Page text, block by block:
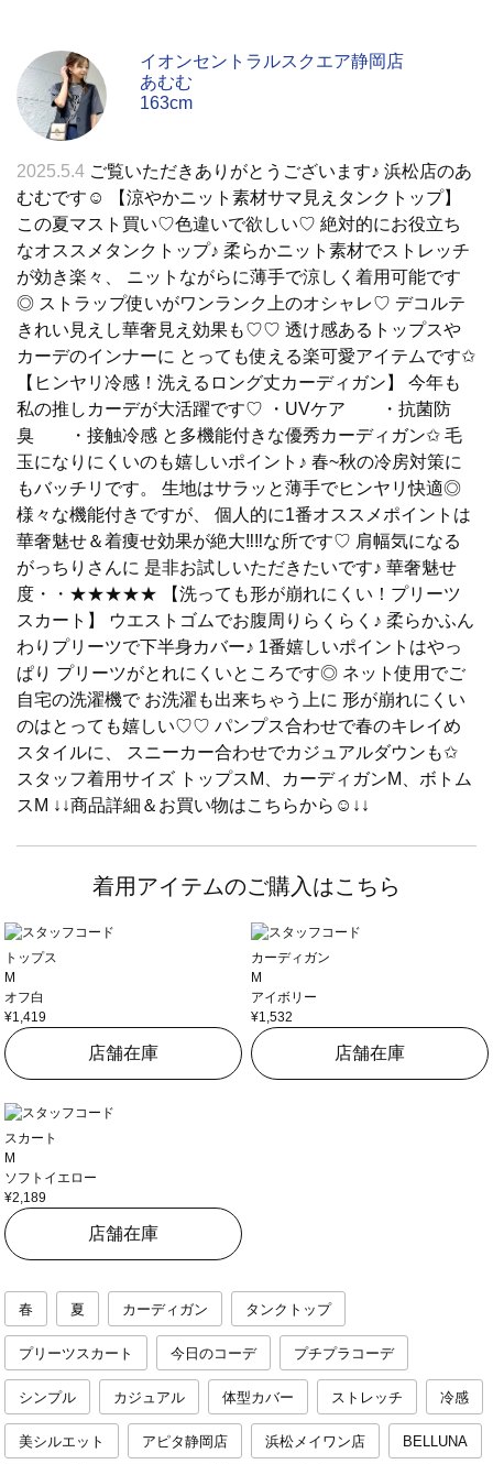
イオンセントラルスクエア静岡店
あむむ
163cm
2025.5.4 ご覧いただきありがとうございます♪ 浜松店のあ
むむです☺︎︎ 【涼やかニット素材サマ見えタンクトップ】
この夏マスト買い♡色違いで欲しい♡ 絶対的にお役立ち
なオススメタンクトップ♪ 柔らかニット素材でストレッチ
が効き楽々、 ニットながらに薄手で涼しく着用可能です
◎ ストラップ使いがワンランク上のオシャレ♡ デコルテ
きれい見えし華奢見え効果も♡♡ 透け感あるトップスや
カーデのインナーに とっても使える楽可愛アイテムです✩︎
【ヒンヤリ冷感！洗えるロング丈カーディガン】 今年も
私の推しカーデが大活躍です♡ ・UVケア ・抗菌防
臭 ・接触冷感 と多機能付きな優秀カーディガン✩︎ 毛
玉になりにくいのも嬉しいポイント♪ 春~秋の冷房対策に
もバッチリです。 生地はサラッと薄手でヒンヤリ快適◎
様々な機能付きですが、 個人的に1番オススメポイントは
華奢魅せ＆着痩せ効果が絶大‼︎‼︎な所です♡ 肩幅気になる
がっちりさんに 是非お試しいただきたいです♪ 華奢魅せ
度・・★★★★★ 【洗っても形が崩れにくい！プリーツ
スカート】 ウエストゴムでお腹周りらくらく♪ 柔らかふん
わりプリーツで下半身カバー♪ 1番嬉しいポイントはやっ
ぱり プリーツがとれにくいところです◎ ネット使用でご
自宅の洗濯機で お洗濯も出来ちゃう上に 形が崩れにくい
のはとっても嬉しい♡♡ パンプス合わせで春のキレイめ
スタイルに、 スニーカー合わせでカジュアルダウンも✩︎
スタッフ着用サイズ トップスM、カーディガンM、ボトム
スM ↓↓商品詳細＆お買い物はこちらから☺︎︎↓↓
着用アイテムのご購入はこちら
トップス
M
オフ白
¥1,419
店舗在庫
カーディガン
M
アイボリー
¥1,532
店舗在庫
スカート
M
ソフトイエロー
¥2,189
店舗在庫
春 夏 カーディガン タンクトップ
プリーツスカート 今日のコーデ プチプラコーデ
シンプル カジュアル 体型カバー ストレッチ 冷感
美シルエット アピタ静岡店 浜松メイワン店 BELLUNA